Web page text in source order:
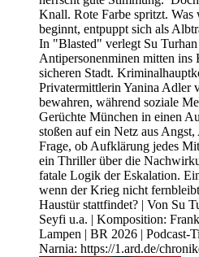
Knall. Rote Farbe spritzt. Was
beginnt, entpuppt sich als
In "Blasted" verlegt Su
Antipersonenminen mitten ins
sicheren Stadt.
Privatermittlerin Yanina Adler
bewahren, während soziale
Gerüchte München in einen
stoßen auf ein Netz aus
Frage, ob Aufklärung jedes
ein Thriller über die
fatale Logik der Eskalation.
wenn der Krieg nicht
Haustür stattfindet? | Von Su
Seyfi u.a. | Komposition:
Lampen | BR 2026 | Podcast-
Narnia: https://1.ard.de/